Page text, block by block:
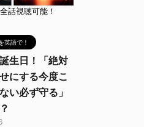
話視聴可能！
英語で！
生日！「絶対
にする今度こ
い必ず守る」